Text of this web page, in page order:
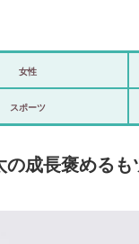
女性
スポーツ
成長褒める